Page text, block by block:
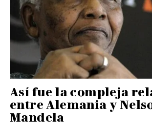
Así fue la compleja
entre Alemania y
Mandela